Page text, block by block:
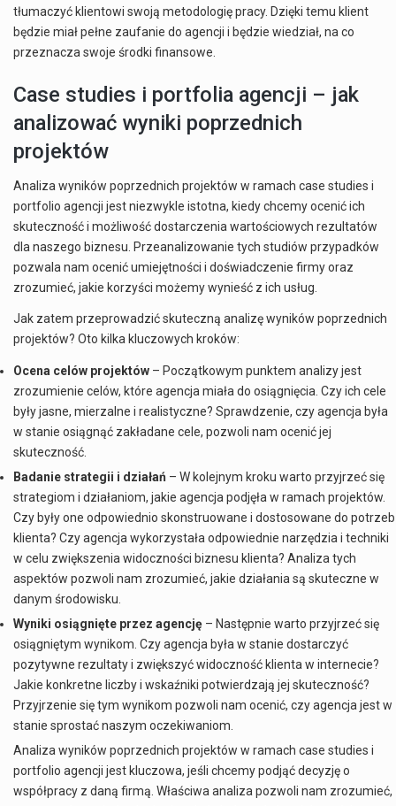
tłumaczyć klientowi swoją metodologię pracy. Dzięki temu klient
będzie miał pełne zaufanie do agencji i będzie wiedział, na co
przeznacza swoje środki finansowe.
Case studies i portfolia agencji – jak
analizować wyniki poprzednich
projektów
Analiza wyników poprzednich projektów w ramach case studies i
portfolio agencji jest niezwykle istotna, kiedy chcemy ocenić ich
skuteczność i możliwość dostarczenia wartościowych rezultatów
dla naszego biznesu. Przeanalizowanie tych studiów przypadków
pozwala nam ocenić umiejętności i doświadczenie firmy oraz
zrozumieć, jakie korzyści możemy wynieść z ich usług.
Jak zatem przeprowadzić skuteczną analizę wyników poprzednich
projektów? Oto kilka kluczowych kroków:
Ocena celów projektów – Początkowym punktem analizy jest
zrozumienie celów, które agencja miała do osiągnięcia. Czy ich cele
były jasne, mierzalne i realistyczne? Sprawdzenie, czy agencja była
w stanie osiągnąć zakładane cele, pozwoli nam ocenić jej
skuteczność.
Badanie strategii i działań – W kolejnym kroku warto przyjrzeć się
strategiom i działaniom, jakie agencja podjęła w ramach projektów.
Czy były one odpowiednio skonstruowane i dostosowane do potrzeb
klienta? Czy agencja wykorzystała odpowiednie narzędzia i techniki
w celu zwiększenia widoczności biznesu klienta? Analiza tych
aspektów pozwoli nam zrozumieć, jakie działania są skuteczne w
danym środowisku.
Wyniki osiągnięte przez agencję – Następnie warto przyjrzeć się
osiągniętym wynikom. Czy agencja była w stanie dostarczyć
pozytywne rezultaty i zwiększyć widoczność klienta w internecie?
Jakie konkretne liczby i wskaźniki potwierdzają jej skuteczność?
Przyjrzenie się tym wynikom pozwoli nam ocenić, czy agencja jest w
stanie sprostać naszym oczekiwaniom.
Analiza wyników poprzednich projektów w ramach case studies i
portfolio agencji jest kluczowa, jeśli chcemy podjąć decyzję o
współpracy z daną firmą. Właściwa analiza pozwoli nam zrozumieć,